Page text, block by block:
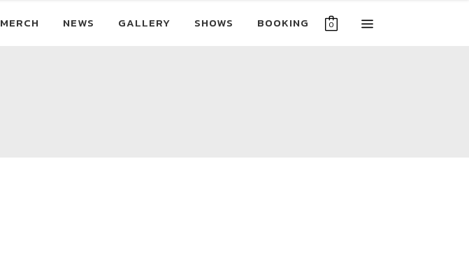
MERCH NEWS GALLERY SHOWS BOOKING 0